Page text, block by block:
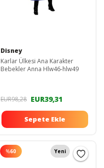
Disney
Karlar Ülkesi Ana Karakter
Bebekler Anna Hlw46-hlw49
EUR98,28 EUR39,31
Sepete Ekle
%60 Yeni